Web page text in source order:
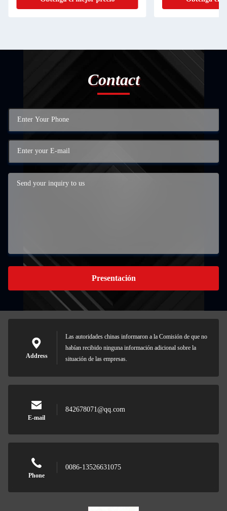
Contact
Presentación
Address
Las autoridades chinas informaron a la Comisión de que no
habían recibido ninguna información adicional sobre la
situación de las empresas.
E-mail
842678071@qq.com
Phone
0086-13526631075